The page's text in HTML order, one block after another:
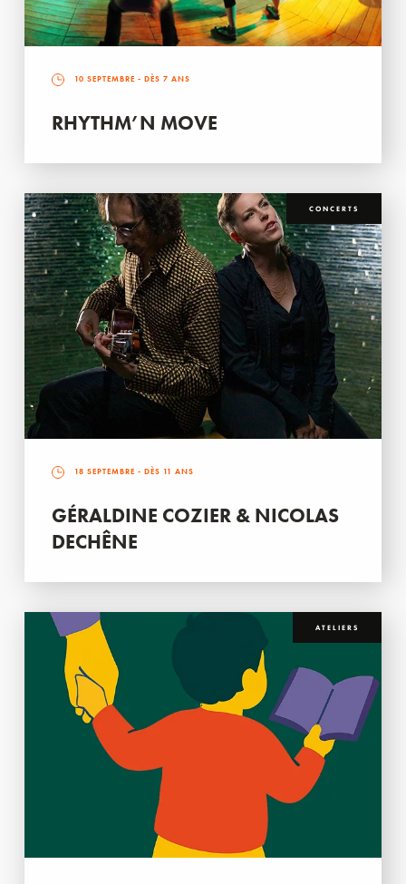
10 SEPTEMBRE - DÈS 7 ANS
RHYTHM’N MOVE
CONCERTS
18 SEPTEMBRE - DÈS 11 ANS
GÉRALDINE COZIER & NICOLAS
DECHÊNE
ATELIERS